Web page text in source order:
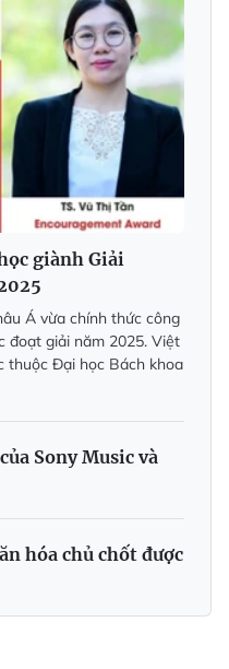
giành Giải
Á vừa chính thức công
đoạt giải năm 2025. Việt
thuộc Đại học Bách khoa
Sony Music và
hóa chủ chốt được